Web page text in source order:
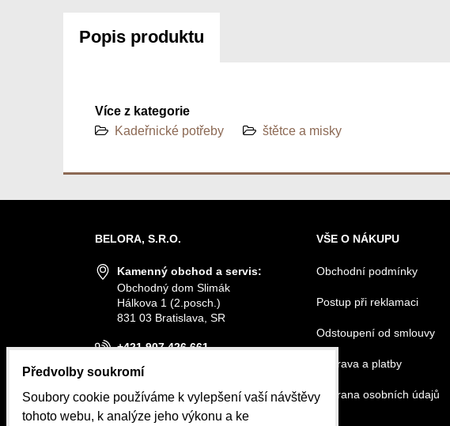
Popis produktu
Více z kategorie
Kadeřnické potřeby
štětce a misky
BELORA, S.R.O.
Kamenný obchod a servis:
Obchodný dom Slimák
Hálkova 1 (2.posch.)
831 03 Bratislava, SR
+421 907 426 661
info@belora.sk
Otevírací hodiny
VŠE O NÁKUPU
Obchodní podmínky
Postup při reklamaci
Odstoupení od smlouvy
Doprava a platby
Ochrana osobních údajů
Předvolby soukromí
Soubory cookie používáme k vylepšení vaší návštěvy
tohoto webu, k analýze jeho výkonu a ke